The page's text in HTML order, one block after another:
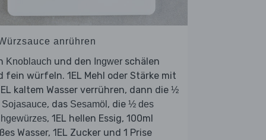
anrühren
Knoblauch und den Ingwer schälen
fein würfeln. 1EL Mehl oder Stärke mit
kaltem Wasser verrühren, dann die ½
Sojasauce, das Sesamöl , die ½ des
, 1EL hellen Essig, 100ml
Wasser, 1EL Zucker und 1 Prise